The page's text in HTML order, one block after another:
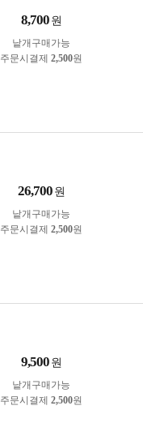
8,700 원
낱개구매가능
주문시결제 2,500원
26,700 원
낱개구매가능
주문시결제 2,500원
9,500 원
낱개구매가능
주문시결제 2,500원